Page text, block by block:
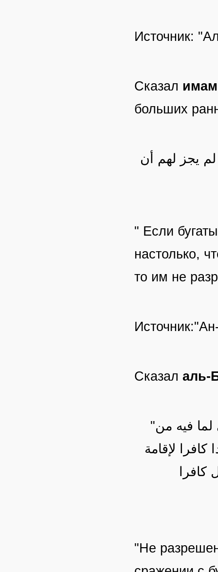
Источник:
Сказал
больших
يجز لهم أن
" Если
настолько,
то им не
Сказал аль-
"ولا يجوز للإمام أن يستعين بالمشركين على قتال أهل البغي لما فيه من
لإقامة
"Не